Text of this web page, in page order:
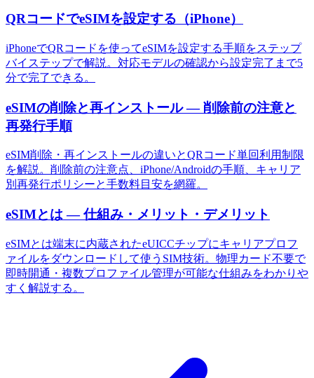
QRコードでeSIMを設定する（iPhone）
iPhoneでQRコードを使ってeSIMを設定する手順をステップ
バイステップで解説。対応モデルの確認から設定完了まで5
分で完了できる。
eSIMの削除と再インストール — 削除前の注意と
再発行手順
eSIM削除・再インストールの違いとQRコード単回利用制限
を解説。削除前の注意点、iPhone/Androidの手順、キャリア
別再発行ポリシーと手数料目安を網羅。
eSIMとは — 仕組み・メリット・デメリット
eSIMとは端末に内蔵されたeUICCチップにキャリアプロフ
ァイルをダウンロードして使うSIM技術。物理カード不要で
即時開通・複数プロファイル管理が可能な仕組みをわかりや
すく解説する。